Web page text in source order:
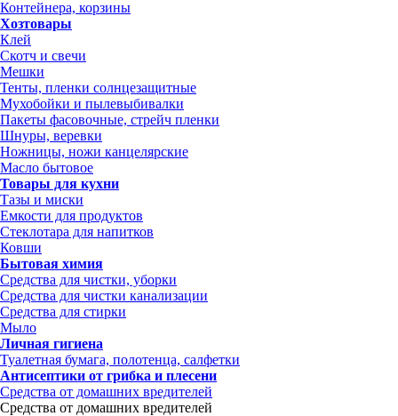
Контейнера, корзины
Хозтовары
Клей
Скотч и свечи
Мешки
Тенты, пленки солнцезащитные
Мухобойки и пылевыбивалки
Пакеты фасовочные, стрейч пленки
Шнуры, веревки
Ножницы, ножи канцелярские
Масло бытовое
Товары для кухни
Тазы и миски
Емкости для продуктов
Стеклотара для напитков
Ковши
Бытовая химия
Средства для чистки, уборки
Средства для чистки канализации
Средства для стирки
Мыло
Личная гигиена
Туалетная бумага, полотенца, салфетки
Антисептики от грибка и плесени
Средства от домашних вредителей
Средства от домашних вредителей